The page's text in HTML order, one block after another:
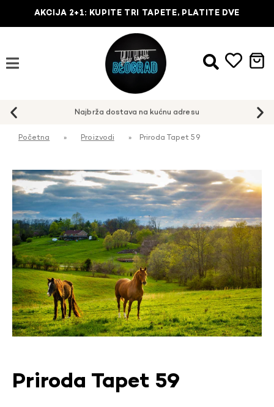
AKCIJA 2+1: KUPITE TRI TAPETE, PLATITE DVE
Najbrža dostava na kućnu adresu
Početna » Proizvodi » Priroda Tapet 59
Priroda Tapet 59